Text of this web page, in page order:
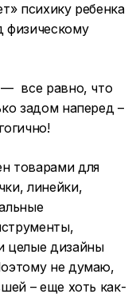
психику ребенка
физическому
— все равно, что
задом наперед –
товарами для
линейки,
целые дизайны
не думаю,
– еще хоть как-